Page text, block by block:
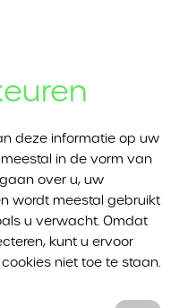
snel mogelijk ontstopt
de avond? Ook dan kan
wij ontstoppingen in
uitvoeren.
deze informatie op uw
in de vorm van
over u, uw
wordt meestal gebruikt
u verwacht. Omdat
kunt u ervoor
niet toe te staan.